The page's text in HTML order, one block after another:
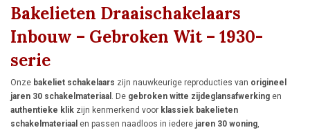
Bakelieten Draaischakelaars
Inbouw – Gebroken Wit – 1930-
serie
Onze bakeliet schakelaars zijn nauwkeurige reproducties van origineel
jaren 30 schakelmateriaal . De gebroken witte zijdeglansafwerking en
authentieke klik zijn kenmerkend voor klassiek bakelieten
schakelmateriaal en passen naadloos in iedere jaren 30 woning,